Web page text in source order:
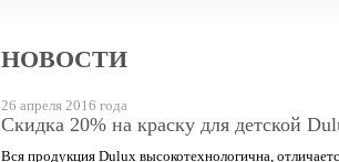
НОВОСТИ
26 апреля 2016 года
Скидка 20% на краску для детской
Вся продукция Dulux высокотехнологична,